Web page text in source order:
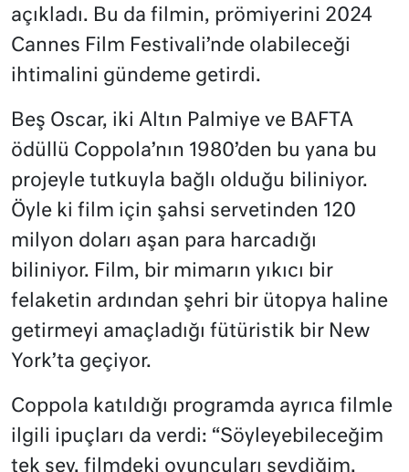
açıkladı. Bu da filmin, prömiyerini 2024
Cannes Film Festivali’nde olabileceği
ihtimalini gündeme getirdi.
Beş Oscar, iki Altın Palmiye ve BAFTA
ödüllü Coppola’nın 1980’den bu yana bu
projeyle tutkuyla bağlı olduğu biliniyor.
Öyle ki film için şahsi servetinden 120
milyon doları aşan para harcadığı
biliniyor. Film, bir mimarın yıkıcı bir
felaketin ardından şehri bir ütopya haline
getirmeyi amaçladığı fütüristik bir New
York’ta geçiyor.
Coppola katıldığı programda ayrıca filmle
ilgili ipuçları da verdi: “Söyleyebileceğim
tek şey, filmdeki oyuncuları sevdiğim.